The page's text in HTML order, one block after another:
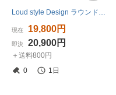
Loud style Design ラウンドスタイルデザイン ペンダントトップ Smokin Aces ネックレス アクセサリー シルバー925 メンズ 小物 ★SS493
現在 19,800円
即決 20,900円
＋送料800円
0
1日